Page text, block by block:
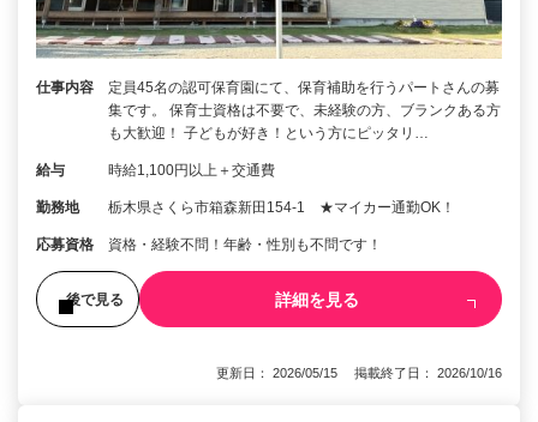
仕事内容
定員45名の認可保育園にて、保育補助を行うパートさんの募
集です。 保育士資格は不要で、未経験の方、ブランクある方
も大歓迎！ 子どもが好き！という方にピッタリ…
給与 時給1,100円以上＋交通費
勤務地 栃木県さくら市箱森新田154‐1 ★マイカー通勤OK！
応募資格 資格・経験不問！年齢・性別も不問です！
後で見る 詳細を見る
更新日： 2026/05/15 掲載終了日： 2026/10/16